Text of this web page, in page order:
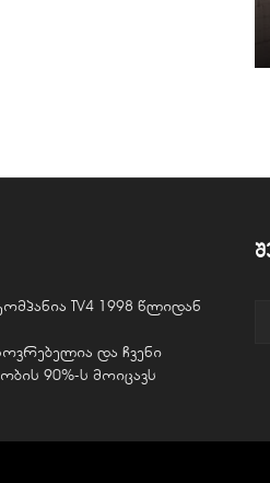
TV4 1998 წლიდან
და ჩვენი
90%-ს მოიცავს